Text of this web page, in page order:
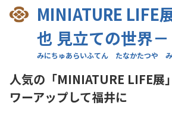
MINIATURE LIFE
也 見立ての世界－
人気の「MINIATURE LIFE展
ワーアップして福井に